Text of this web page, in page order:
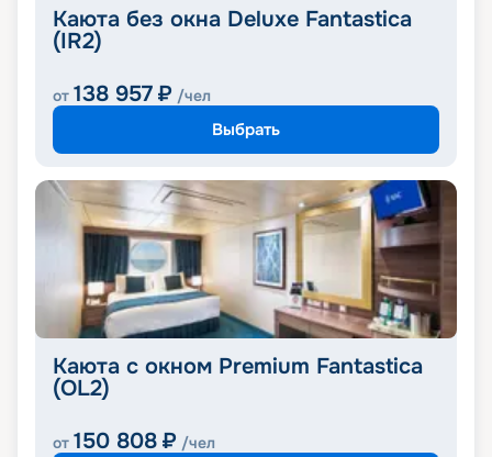
Каюта без окна Deluxe Fantastica
(IR2)
от 138 957 ₽ /чел
Выбрать
Каюта с окном Premium Fantastica
(OL2)
от 150 808 ₽ /чел